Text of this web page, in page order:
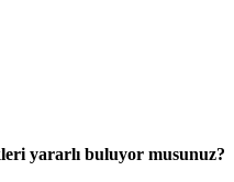
yararlı buluyor musunuz?